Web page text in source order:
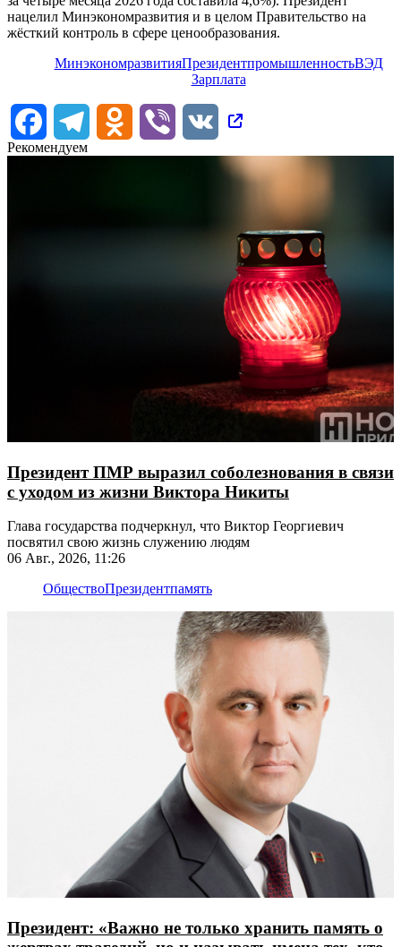
нацелил Минэкономразвития и в целом Правительство на
жёсткий контроль в сфере ценообразования.
МинэкономразвитияПрезидентпромышленностьВЭД
Зарплата
FacebookTelegram Odnoklassniki
Viber
VK
Рекомендуем
Президент ПМР выразил соболезнования в связи
с уходом из жизни Виктора Никиты
Глава государства подчеркнул, что Виктор Георгиевич
посвятил свою жизнь служению людям
06 Авг., 2026, 11:26
ОбществоПрезидентпамять
Президент: «Важно не только хранить память о